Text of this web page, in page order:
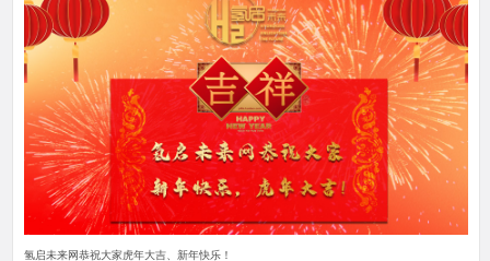
氢启未来网恭祝大家虎年大吉、新年快乐！